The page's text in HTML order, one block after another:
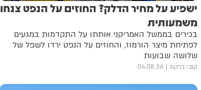
ישפיע על מחיר הדלק? החוזים על הנפט צנחו
משמעותית
בכירים בממשל האמריקני אותתו על התקדמות במגעים
לפתיחת מיצר הורמוז, והחוזים על הנפט ירדו לשפל של
שלושה שבועות
קובי ברקת 04.08.26